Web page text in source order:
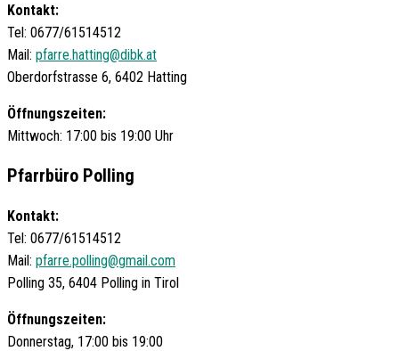
Kontakt:
Tel: 0677/61514512
Mail: pfarre.hatting@dibk.at
Oberdorfstrasse 6, 6402 Hatting
Öffnungszeiten:
Mittwoch: 17:00 bis 19:00 Uhr
Pfarrbüro Polling
Kontakt:
Tel: 0677/61514512
Mail: pfarre.polling@gmail.com
Polling 35, 6404 Polling in Tirol
Öffnungszeiten:
Donnerstag, 17:00 bis 19:00